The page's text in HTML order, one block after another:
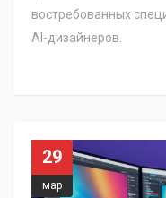
востребованных
AI-дизайнеров.
29
мар